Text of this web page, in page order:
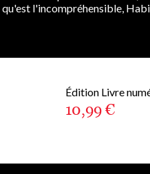
qu'est l'incompréhensible,
Édition Livre
10,99 €